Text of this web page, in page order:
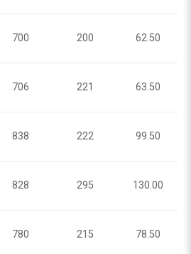
700 200 62.50
706 221 63.50
838 222 99.50
828 295 130.00
780 215 78.50